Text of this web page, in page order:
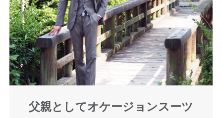
父親としてオケージョンスーツ